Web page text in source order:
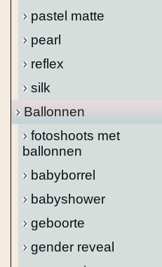
pastel matte
pearl
reflex
silk
Ballonnen
fotoshoots met
ballonnen
babyborrel
babyshower
geboorte
gender reveal